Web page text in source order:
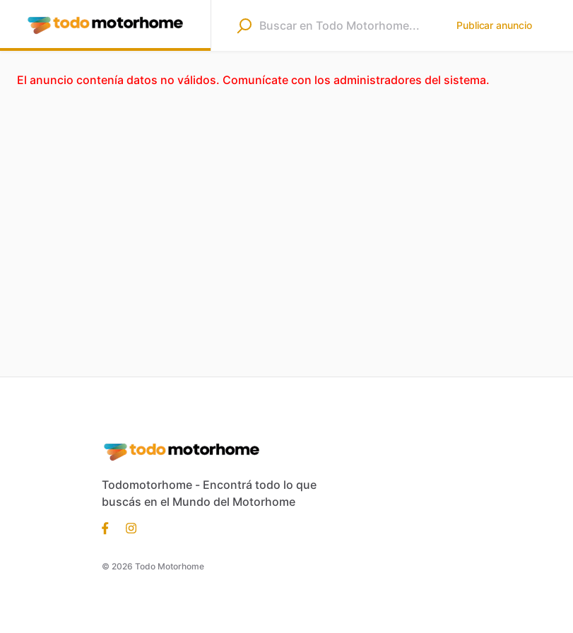
Publicar anuncio
El anuncio contenía datos no válidos. Comunícate con los administradores del sistema.
Todomotorhome - Encontrá todo lo que
buscás en el Mundo del Motorhome
© 2026 Todo Motorhome